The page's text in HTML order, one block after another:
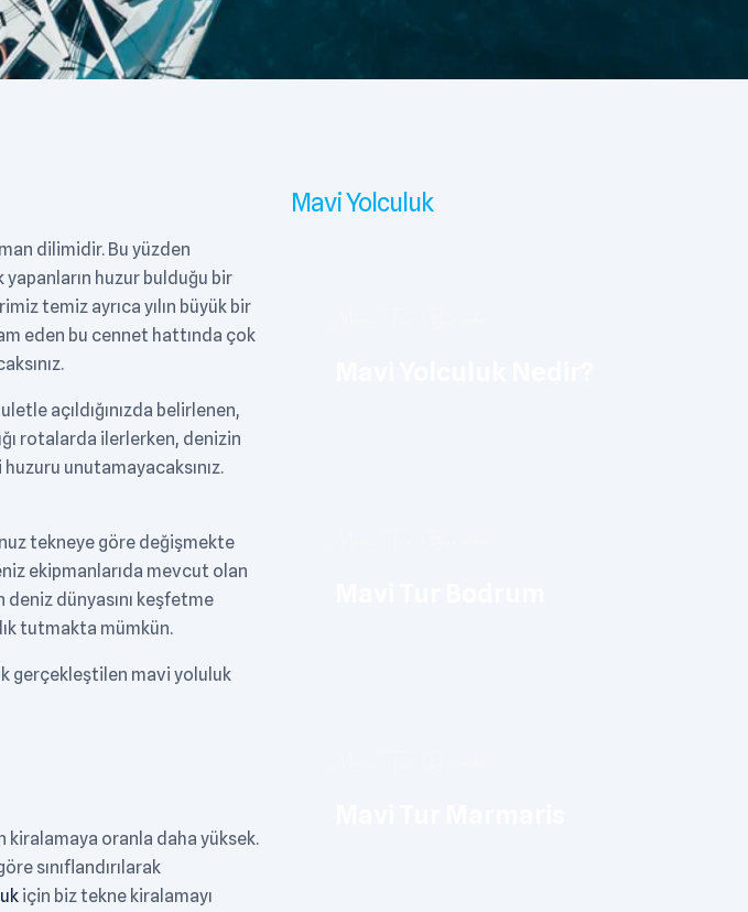
dilimidir. Bu yüzden
huzur bulduğu bir
temiz ayrıca yılın büyük bir
eden bu cennet hattında çok
açıldığınızda belirlenen,
rotalarda ilerlerken, denizin
unutamayacaksınız.
tekneye göre değişmekte
ekipmanlarıda mevcut olan
dünyasını keşfetme
tutmakta mümkün.
gerçekleştilen mavi yoluluk
kiralamaya oranla daha yüksek.
sınıflandırılarak
için biz tekne kiralamayı
Mavi Yolculuk